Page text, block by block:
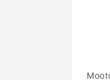
Vaata